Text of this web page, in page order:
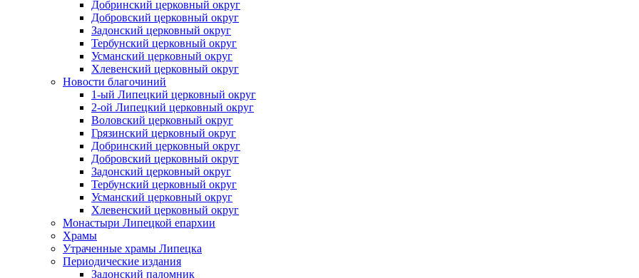
Добринский церковный округ
Добровский церковный округ
Задонский церковный округ
Тербунский церковный округ
Усманский церковный округ
Хлевенский церковный округ
Новости благочиний
1-ый Липецкий церковный округ
2-ой Липецкий церковный округ
Воловский церковный округ
Грязинский церковный округ
Добринский церковный округ
Добровский церковный округ
Задонский церковный округ
Тербунский церковный округ
Усманский церковный округ
Хлевенский церковный округ
Монастыри Липецкой епархии
Храмы
Утраченные храмы Липецка
Периодические издания
Задонский паломник